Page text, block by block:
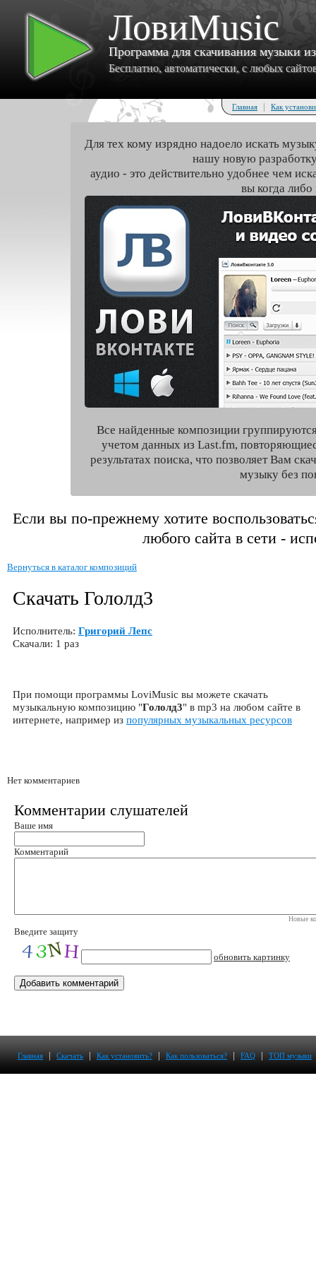
ЛовиMusic
Программа для скачивания музыки
Бесплатно, автоматически, с любых
Главная | Как
Для тех кому изрядно надоело искать
нашу новую
аудио - это действительно удобнее чем
вы когда либо
Все найденные композиции
учетом данных из Last.fm,
результатах поиска, что позволяет Вам
музыку без
Если вы по-прежнему хотите
любого сайта в сети -
Вернуться в каталог композиций
Скачать Гололд3
Исполнитель: Григорий Лепс
Скачали: 1 раз
При помощи программы LoviMusic вы можете скачать
музыкальную композицию "Гололд3" в mp3 на любом сайте в
интернете, например из популярных музыкальных ресурсов
Нет комментариев
Комментарии слушателей
Ваше имя
Комментарий
Новые
Введите защиту
обновить картинку
Главная | Скачать | Как установить? | Как пользоваться? | FAQ | ТОП музыки